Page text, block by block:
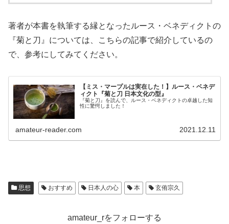
著者が本書を執筆する縁となったルース・ベネディクトの
『菊と刀』については、こちらの記事で紹介しているの
で、参考にしてみてください。
【ミス・マープルは実在した！】ルース・ベネデ
ィクト『菊と刀 日本文化の型』
『菊と刀』を読んで、ルース・ベネディクトの卓越した知
性に驚愕しました！
amateur-reader.com 2021.12.11
思想 おすすめ 日本人の心 本 玄侑宗久
amateur_rをフォローする